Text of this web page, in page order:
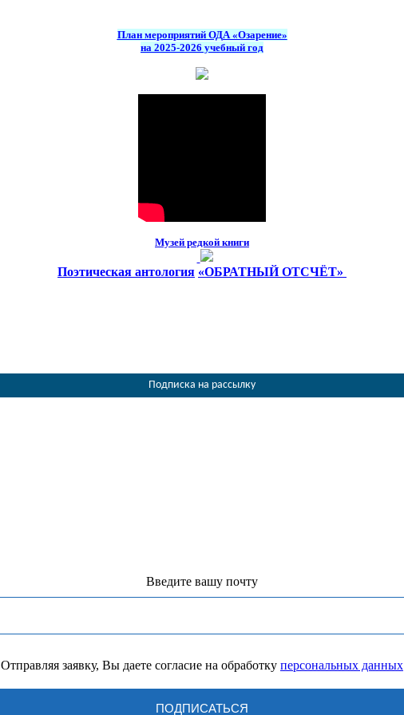
План мероприятий ОДА «Озарение»
на 2025-2026 учебный год
Музей редкой книги
Поэтическая антология «ОБРАТНЫЙ ОТСЧЁТ»
Подписка на рассылку
Введите вашу почту
Отправляя заявку, Вы даете согласие на обработку персональных данных
ПОДПИСАТЬСЯ